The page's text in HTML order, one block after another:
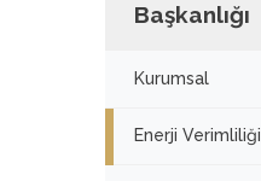
Başkanlığı
Kurumsal
Enerji Verimliliği